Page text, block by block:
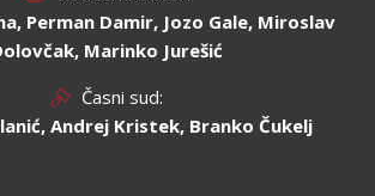
Perman Damir, Jozo Gale, Miroslav
Marinko Jurešić
Časni sud:
Andrej Kristek, Branko Čukelj